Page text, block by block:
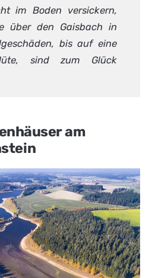
im Boden versickern,
über den Gaisbach in
bis auf eine
sind zum Glück
am